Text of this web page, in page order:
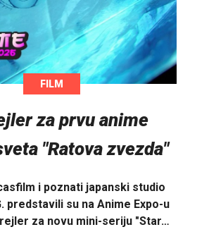
FILM
za prvu anime
"Ratova zvezda"
i poznati japanski studio
predstavili su na Anime Expo-u
za novu mini-seriju "Star…